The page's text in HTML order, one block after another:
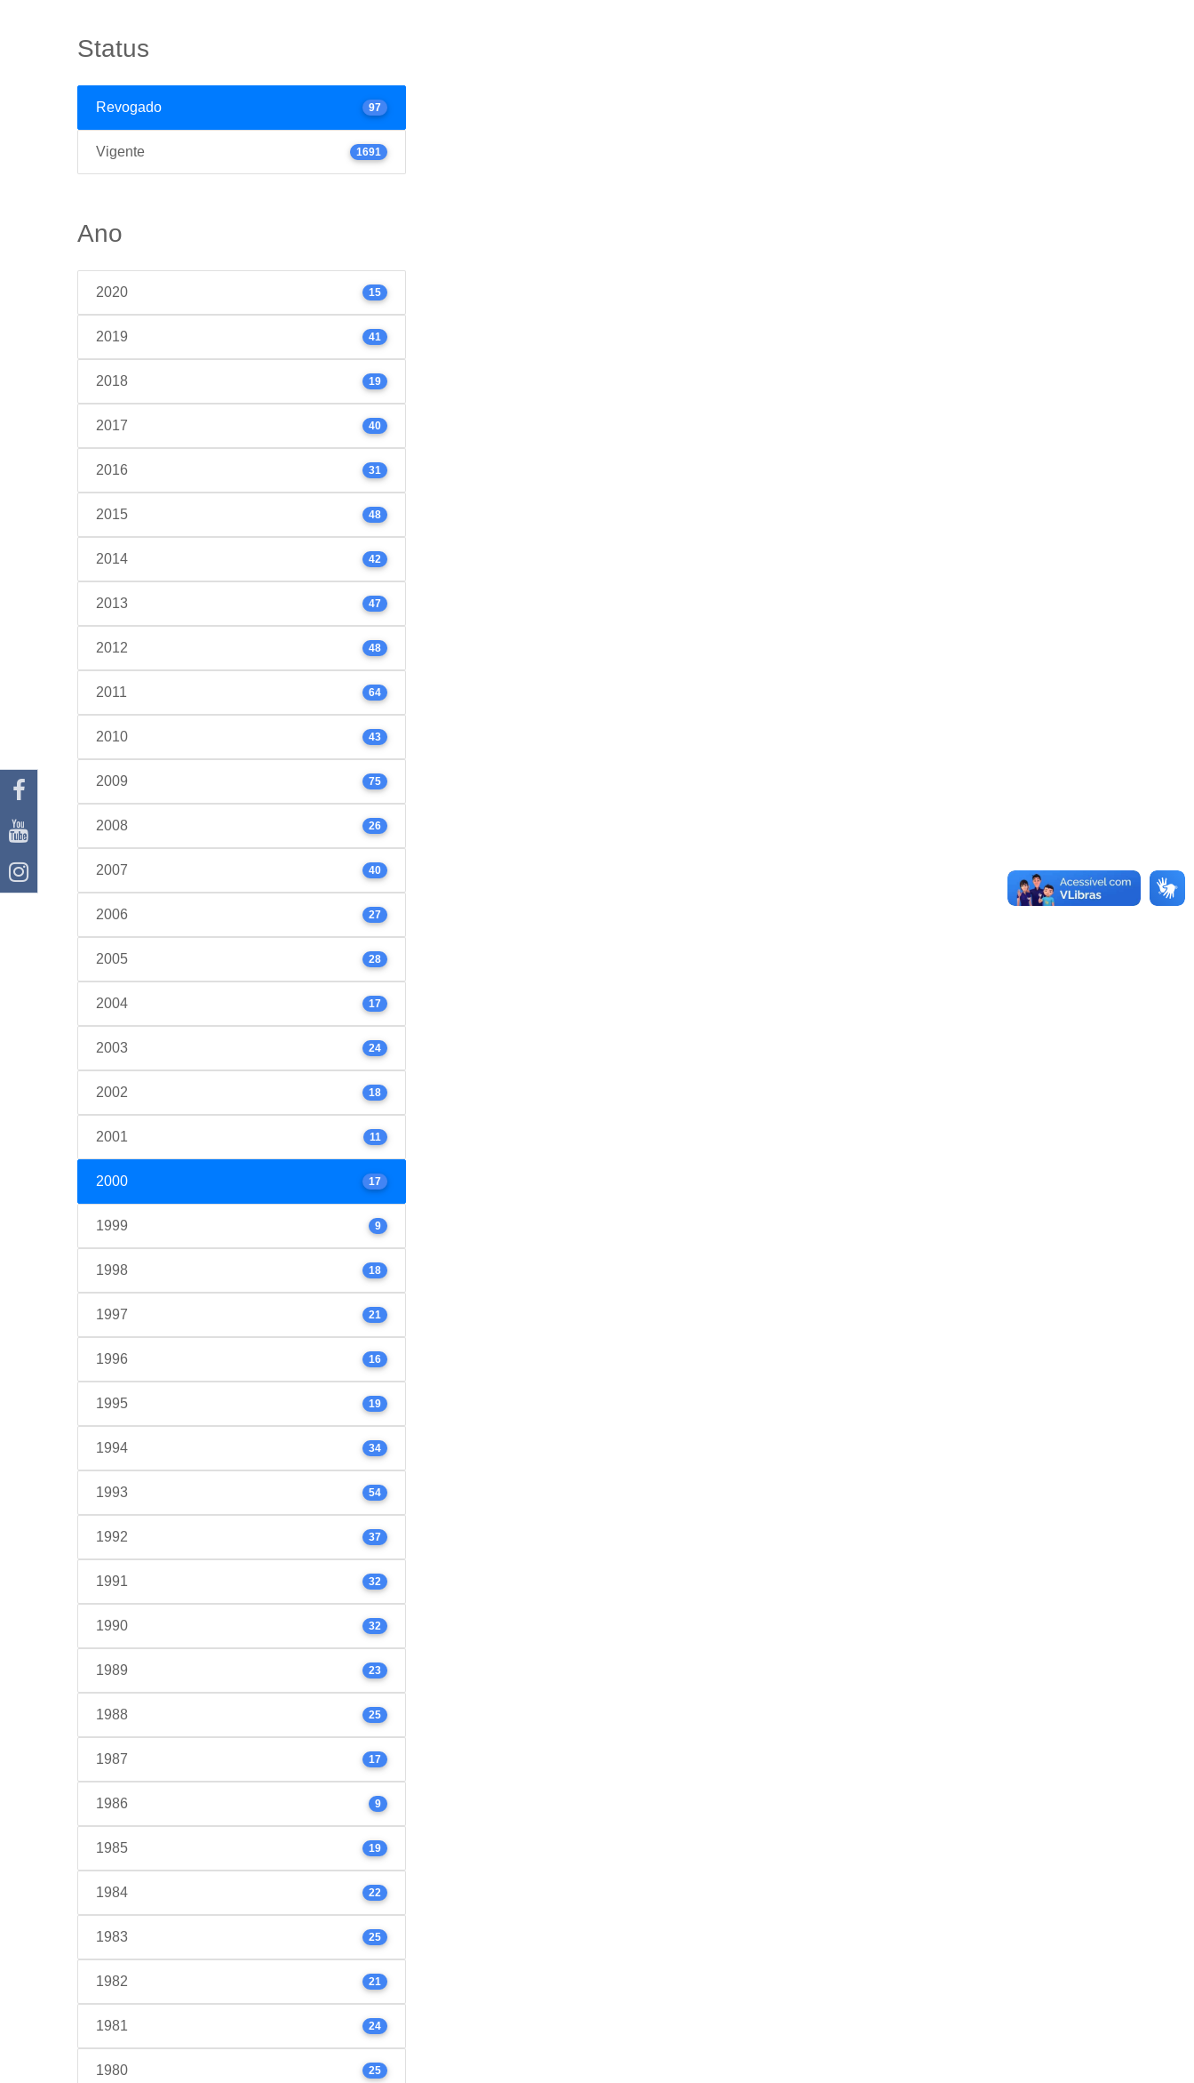
Status
Revogado 97
Vigente 1691
Ano
2020 15
2019 41
2018 19
2017 40
2016 31
2015 48
2014 42
2013 47
2012 48
2011 64
2010 43
2009 75
2008 26
2007 40
2006 27
2005 28
2004 17
2003 24
2002 18
2001 11
2000 17
1999 9
1998 18
1997 21
1996 16
1995 19
1994 34
1993 54
1992 37
1991 32
1990 32
1989 23
1988 25
1987 17
1986 9
1985 19
1984 22
1983 25
1982 21
1981 24
1980 25